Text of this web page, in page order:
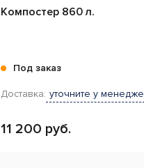
Компостер 860 л.
Под заказ
Доставка: уточните у
11 200 руб.